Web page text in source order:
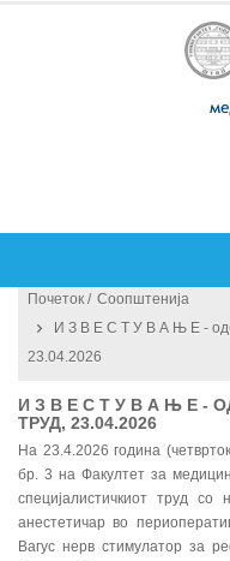
Почеток / Соопштенија
И З В Е С Т У В А Њ Е -
23.04.2026
И З В Е С Т У В А Њ Е -
ТРУД, 23.04.2026
На 23.4.2026 година
бр. 3 на Факултет за
специјалистичкиот труд со
анестетичар во
Вагус нерв стимулатор за